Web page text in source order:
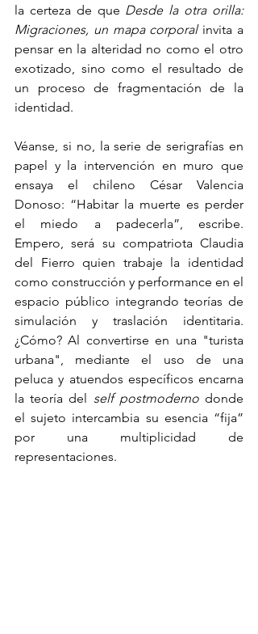
la certeza de que Desde la otra orilla:
Migraciones, un mapa corporal invita a
pensar en la alteridad no como el otro
exotizado, sino como el resultado de
un proceso de fragmentación de la
identidad.
Véanse, si no, la serie de serigrafías en
papel y la intervención en muro que
ensaya el chileno César Valencia
Donoso: “Habitar la muerte es perder
el miedo a padecerla”, escribe.
Empero, será su compatriota Claudia
del Fierro quien trabaje la identidad
como construcción y performance en el
espacio público integrando teorías de
simulación y traslación identitaria.
¿Cómo? Al convertirse en una "turista
urbana", mediante el uso de una
peluca y atuendos específicos encarna
la teoría del self postmoderno donde
el sujeto intercambia su esencia “fija”
por una multiplicidad de
representaciones.